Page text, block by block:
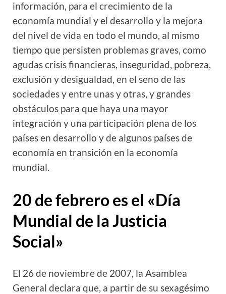
información, para el crecimiento de la
economía mundial y el desarrollo y la mejora
del nivel de vida en todo el mundo, al mismo
tiempo que persisten problemas graves, como
agudas crisis financieras, inseguridad, pobreza,
exclusión y desigualdad, en el seno de las
sociedades y entre unas y otras, y grandes
obstáculos para que haya una mayor
integración y una participación plena de los
países en desarrollo y de algunos países de
economía en transición en la economía
mundial.
20 de febrero es el «Día
Mundial de la Justicia
Social»
El 26 de noviembre de 2007, la Asamblea
General declara que, a partir de su sexagésimo